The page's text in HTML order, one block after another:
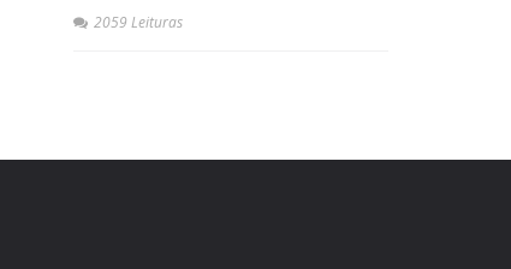
2059 Leituras